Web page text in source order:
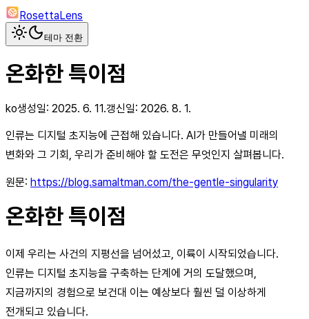
RosettaLens
테마 전환
온화한 특이점
ko생성일: 2025. 6. 11.갱신일: 2026. 8. 1.
인류는 디지털 초지능에 근접해 있습니다. AI가 만들어낼 미래의
변화와 그 기회, 우리가 준비해야 할 도전은 무엇인지 살펴봅니다.
원문: https://blog.samaltman.com/the-gentle-singularity
온화한 특이점
이제 우리는 사건의 지평선을 넘어섰고, 이륙이 시작되었습니다.
인류는 디지털 초지능을 구축하는 단계에 거의 도달했으며,
지금까지의 경험으로 보건대 이는 예상보다 훨씬 덜 이상하게
전개되고 있습니다.